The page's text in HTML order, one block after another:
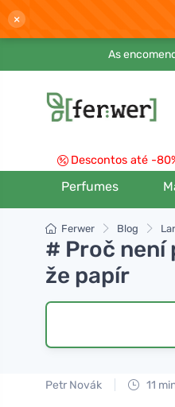
×
As
Descontos até -
Perfumes
Ferwer Blog Lar
# Proč není
že papír
Petr Novák 11